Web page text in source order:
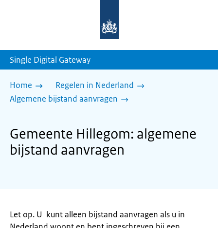
homepage
Single Digital Gateway
Home
Regelen in Nederland
Algemene bijstand aanvragen
Gemeente Hillegom: algemene
bijstand aanvragen
Let op. U kunt alleen bijstand aanvragen als u in